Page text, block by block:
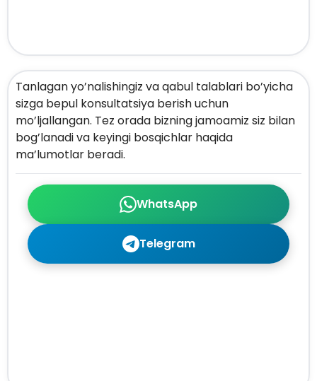
WhatsApp
Telegram
Tanlagan yo’nalishingiz va qabul talablari bo’yicha
sizga bepul konsultatsiya berish uchun
mo’ljallangan. Tez orada bizning jamoamiz siz bilan
bog’lanadi va keyingi bosqichlar haqida
ma’lumotlar beradi.